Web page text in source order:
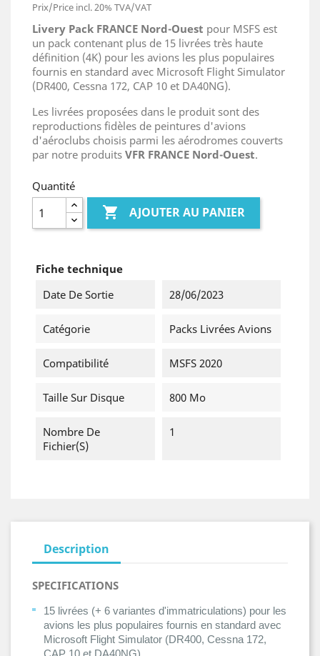
Prix/Price incl. 20% TVA/VAT
Livery Pack FRANCE Nord-Ouest pour MSFS est
un pack contenant plus de 15 livrées très haute
définition (4K) pour les avions les plus populaires
fournis en standard avec Microsoft Flight Simulator
(DR400, Cessna 172, CAP 10 et DA40NG).
Les livrées proposées dans le produit sont des
reproductions fidèles de peintures d'avions
d'aéroclubs choisis parmi les aérodromes couverts
par notre produits VFR FRANCE Nord-Ouest.
Quantité
 AJOUTER AU PANIER
Fiche technique
Date De Sortie
28/06/2023
Catégorie Packs Livrées Avions
Compatibilité MSFS 2020
Taille Sur Disque 800 Mo
Nombre De
Fichier(s)
1
Description
SPECIFICATIONS
15 livrées (+ 6 variantes d'immatriculations) pour les
avions les plus populaires fournis en standard avec
Microsoft Flight Simulator (DR400, Cessna 172,
CAP 10 et DA40NG)